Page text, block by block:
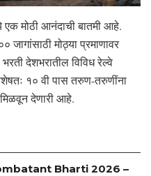
एक मोठी आनंदाची बातमी आहे.
जागांसाठी मोठ्या प्रमाणावर
देशभरातील विविध रेल्वे
१० वी पास तरुण-तरुणींना
देणारी आहे.
Bharti 2026 –